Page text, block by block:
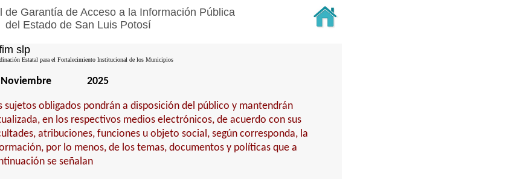
de Garantía de Acceso a la Información Pública
del Estado de San Luis Potosí
slp
Estatal para el Fortalecimiento Institucional de los Municipios
2025
sujetos obligados pondrán a disposición del público y mantendrán
en los respectivos medios electrónicos, de acuerdo con sus
atribuciones, funciones u objeto social, según corresponda, la
por lo menos, de los temas, documentos y políticas que a
se señalan